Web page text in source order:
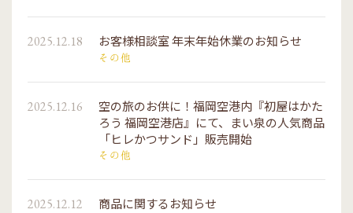
2025.12.18 お客様相談室 年末年始休業のお知らせ
その他
2025.12.16
空の旅のお供に！福岡空港内『初屋はかた
ろう 福岡空港店』にて、まい泉の人気商品
「ヒレかつサンド」販売開始
その他
2025.12.12 商品に関するお知らせ